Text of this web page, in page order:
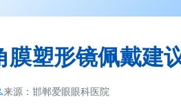
膜塑形镜佩戴建
来源： 邯郸爱眼眼科医院